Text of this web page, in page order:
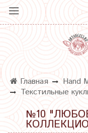
Главная Hand
Текстильные
№10